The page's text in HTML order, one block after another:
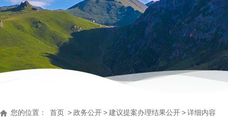
您的位置： 首页 >政务公开>建议提案办理结果公开>详细内容